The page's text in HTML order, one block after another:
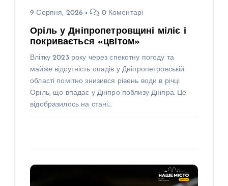
9 Серпня, 2026 0 Коментарі
Оріль у Дніпропетровщині міліє і
покривається «цвітом»
Влітку 2023 року через спекотну погоду та
майже відсутність опадів у Дніпропетровській
області помітно знизився рівень води в річці
Оріль, що впадає у Дніпро поблизу Дніпра. Це
відобразилось на стані…